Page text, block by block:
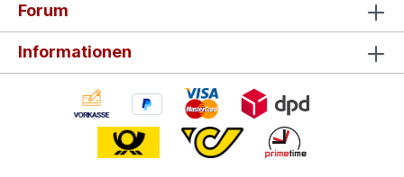
Forum
Informationen